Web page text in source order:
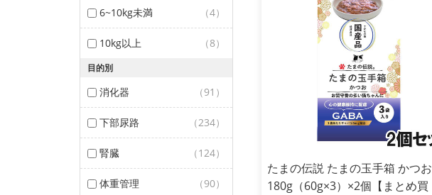
6~10kg未満 （4）
10kg以上 （8）
目的別
消化器 （91）
下部尿路 （234）
腎臓 （124）
体重管理 （90）
たまの伝説 たまの玉手箱 かつお
180g（60g×3）×2個【まとめ買